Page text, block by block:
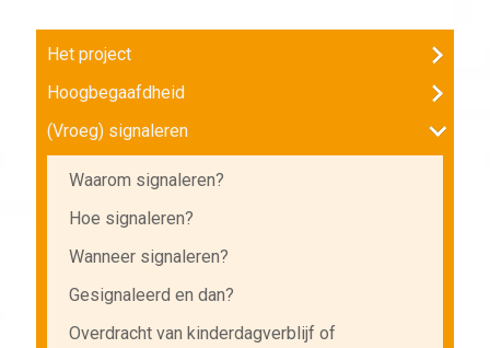
Het project
Hoogbegaafdheid
(Vroeg) signaleren
Waarom signaleren?
Hoe signaleren?
Wanneer signaleren?
Gesignaleerd en dan?
Overdracht van kinderdagverblijf of